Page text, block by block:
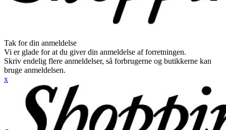
Tak for din anmeldelse
Vi er glade for at du giver din anmeldelse af forretningen.
Skriv endelig flere anmeldelser, så forbrugerne og butikkerne kan
bruge anmeldelsen.
x